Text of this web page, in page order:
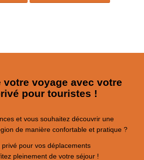
votre voyage avec votre
pour touristes !
et vous souhaitez découvrir une
de manière confortable et pratique ?
pour vos déplacements
pleinement de votre séjour !